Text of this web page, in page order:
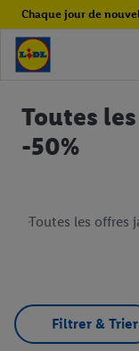
Chaque jour de
Toutes
-50%
Toutes les offres
Filtrer & Trier